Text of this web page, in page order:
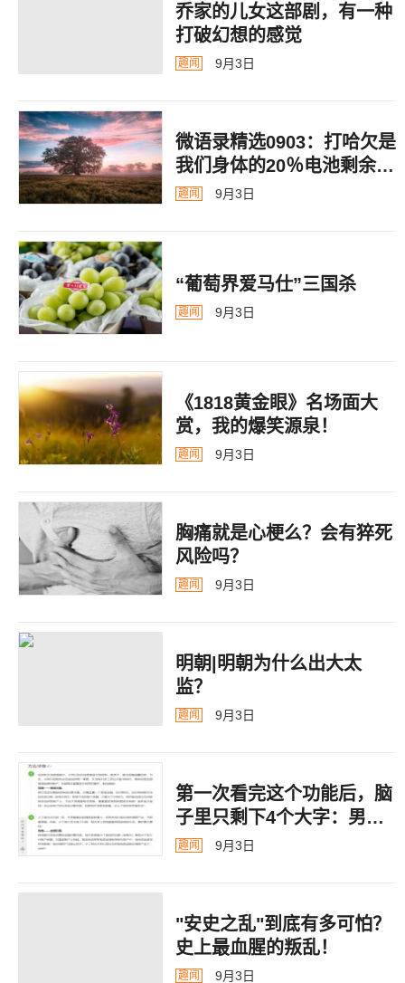
乔家的儿女这部剧，有一种
打破幻想的感觉
趣闻 9月3日
微语录精选0903：打哈欠是
我们身体的20％电池剩余警
告
趣闻 9月3日
“葡萄界爱马仕”三国杀
趣闻 9月3日
《1818黄金眼》名场面大
赏，我的爆笑源泉！
趣闻 9月3日
胸痛就是心梗么？会有猝死
风险吗？
趣闻 9月3日
明朝|明朝为什么出大太
监？ ​​​
趣闻 9月3日
第一次看完这个功能后，脑
子里只剩下4个大字：男德
银行
趣闻 9月3日
"安史之乱"到底有多可怕？
史上最血腥的叛乱！
趣闻 9月3日